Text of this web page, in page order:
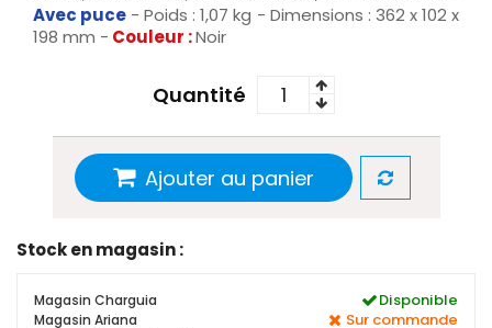
Avec puce - Poids : 1,07 kg - Dimensions : 362 x 102 x
198 mm - Couleur :Noir
Quantité
Ajouter au panier
Stock en magasin :
Magasin Charguia Disponible
Magasin Ariana Sur commande